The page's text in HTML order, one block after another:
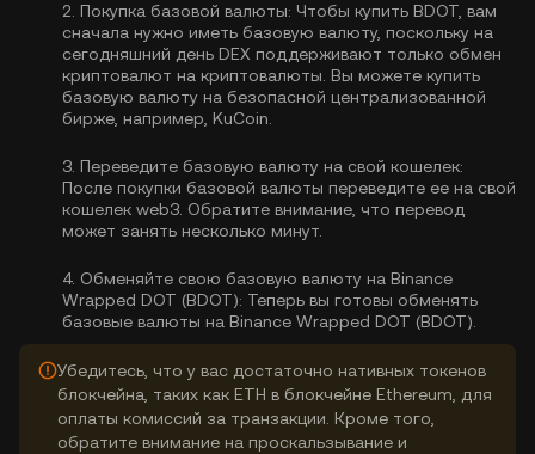
2. Покупка базовой валюты: Чтобы купить BDOT, вам
сначала нужно иметь базовую валюту, поскольку на
сегодняшний день DEX поддерживают только обмен
криптовалют на криптовалюты. Вы можете купить
базовую валюту на безопасной централизованной
бирже, например, KuCoin.
3. Переведите базовую валюту на свой кошелек:
После покупки базовой валюты переведите ее на свой
кошелек web3. Обратите внимание, что перевод
может занять несколько минут.
4. Обменяйте свою базовую валюту на Binance
Wrapped DOT (BDOT): Теперь вы готовы обменять
базовые валюты на Binance Wrapped DOT (BDOT).
Убедитесь, что у вас достаточно нативных токенов
блокчейна, таких как ETH в блокчейне Ethereum, для
оплаты комиссий за транзакции. Кроме того,
обратите внимание на проскальзывание и